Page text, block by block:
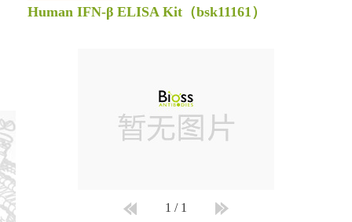
Human IFN-β ELISA Kit （bsk11161）
1 / 1